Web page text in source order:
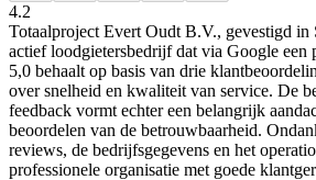
4.2
Totaalproject Evert Oudt B.V., gevestigd in
actief loodgietersbedrijf dat via Google een
5,0 behaalt op basis van drie
over snelheid en kwaliteit van service. De
feedback vormt echter een belangrijk
beoordelen van de betrouwbaarheid.
reviews, de bedrijfsgegevens en het
professionele organisatie met goede